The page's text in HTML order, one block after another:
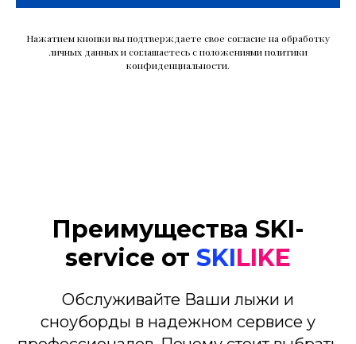
Нажатием кнопки вы подтверждаете свое согласие на обработку
личных данных и соглашаетесь с положениями политики
конфиденциальности.
Преимущества SKI-
service от SKILIKE
Обслуживайте Ваши лыжи и
сноуборды в надежном сервисе у